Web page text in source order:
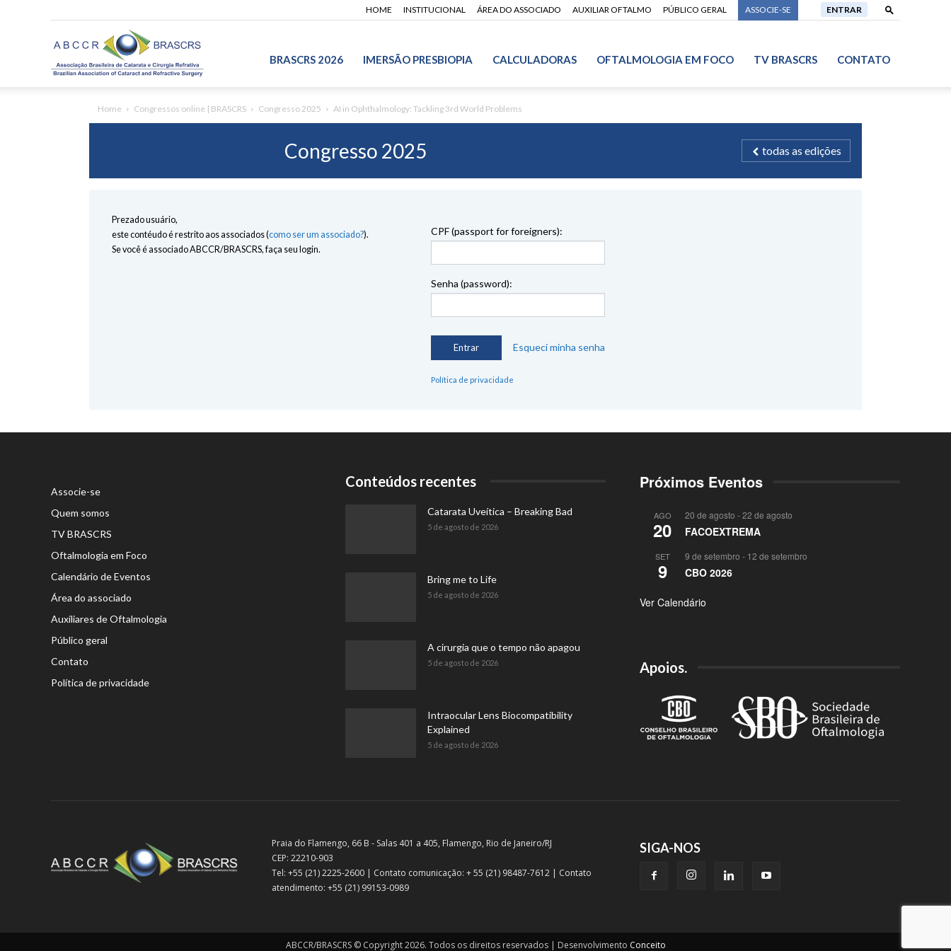
HOME INSTITUCIONAL ÁREA DO ASSOCIADO AUXILIAR OFTALMO PÚBLICO GERAL ASSOCIE-SE ENTRAR
BRASCRS 2026 IMERSÃO PRESBIOPIA CALCULADORAS OFTALMOLOGIA EM FOCO TV BRASCRS CONTATO
Home Congressos online | BRASCRS Congresso 2025 AI in Ophthalmology: Tackling 3rd World Problems
Congresso 2025 todas as edições
Prezado usuário,
este contéudo é restrito aos associados (como ser um associado?).
Se você é associado ABCCR/BRASCRS, faça seu login.
CPF (passport for foreigners):
Senha (password):
Esqueci minha senha
Política de privacidade
Associe-se
Quem somos
TV BRASCRS
Oftalmologia em Foco
Calendário de Eventos
Área do associado
Auxiliares de Oftalmologia
Público geral
Contato
Política de privacidade
Conteúdos recentes
Catarata Uveítica – Breaking Bad
5 de agosto de 2026
Bring me to Life
5 de agosto de 2026
A cirurgia que o tempo não apagou
5 de agosto de 2026
Intraocular Lens Biocompatibility
Explained
5 de agosto de 2026
Próximos Eventos
AGO
20
20 de agosto -22 de agosto
FACOEXTREMA
SET
9
9 de setembro - 12 de setembro
CBO 2026
Ver Calendário
Apoios.
Praia do Flamengo, 66 B - Salas 401 a 405, Flamengo, Rio de Janeiro/RJ
CEP: 22210-903
Tel: +55 (21) 2225-2600 | Contato comunicação: + 55 (21) 98487-7612 | Contato
atendimento: +55 (21) 99153-0989
SIGA-NOS
ABCCR/BRASCRS © Copyright 2026. Todos os direitos reservados | Desenvolvimento Conceito